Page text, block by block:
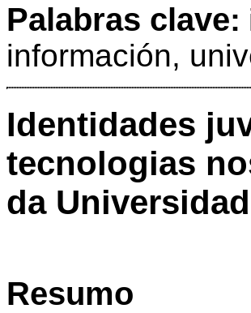
Palabras clave:
información,
Identidades
tecnologias
da
Resumo